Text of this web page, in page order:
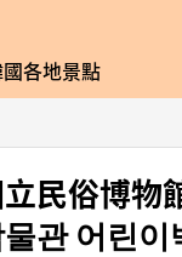
各地景點
民俗博物
관 어린이